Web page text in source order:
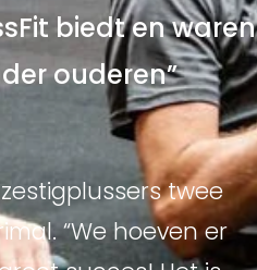
biedt en waren
ouderen”
twee
“We hoeven er